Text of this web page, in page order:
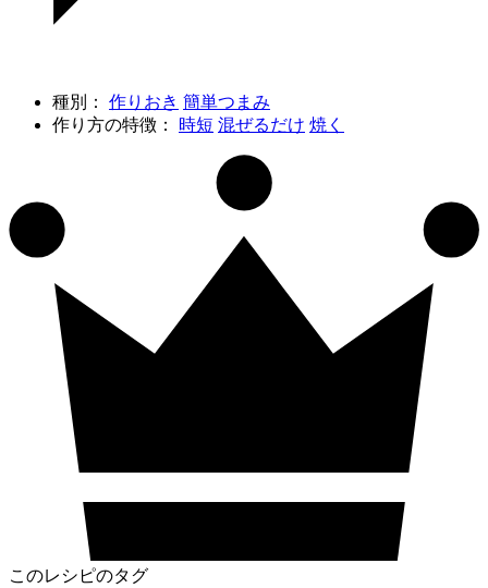
種別： 作りおき 簡単つまみ
作り方の特徴： 時短 混ぜるだけ 焼く
このレシピのタグ